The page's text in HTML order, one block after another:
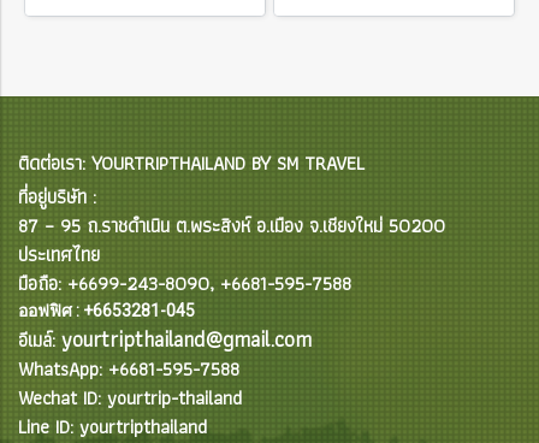
ติดต่อเรา: YOURTRIPTHAILAND BY SM TRAVEL
ที่อยู่บริษัท :
87 – 95 ถ.ราชดำเนิน ต.พระสิงห์ อ.เมือง จ.เชียงใหม่ 50200
ประเทศไทย
มือถือ: +6699-243-8090, +6681-595-7588
ออฟฟิศ : +6653281-045
อีเมล์: yourtripthailand@gmail.com
WhatsApp: +6681-595-7588
Wechat ID: yourtrip-thailand
Line ID: yourtripthailand